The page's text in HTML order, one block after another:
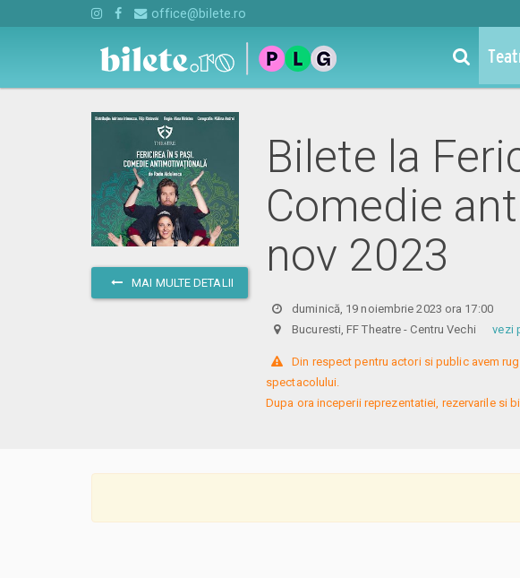
office@bilete.ro
MAI MULTE DETALII
Bilete la
Comedie
nov 2023
duminică, 19 noiembrie 2023 ora 17:00
Bucuresti, FF Theatre - Centru Vechivezi
Din respect pentru actori si public avem
spectacolului.
Dupa ora inceperii reprezentatiei, rezervarile si